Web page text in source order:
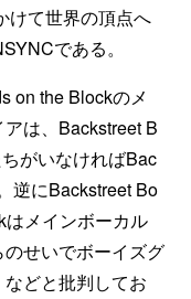
けて世界の頂点へ
である。
on the Blockのメ
は、Backstreet B
がいなければBac
逆にBackstreet Bo
メインボーカル
せいでボーイズグ
どと批判してお